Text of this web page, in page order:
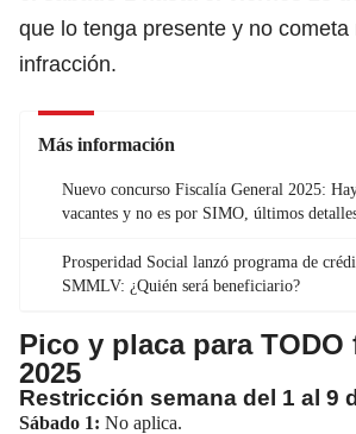
que lo tenga presente y no cometa
infracción.
Más información
Nuevo concurso Fiscalía General 2025:
vacantes y no es por SIMO, últimos
Prosperidad Social lanzó programa de
SMMLV: ¿Quién será beneficiario?
Pico y placa para TODO
2025
Restricción semana del 1 al 9
Sábado 1: No aplica.